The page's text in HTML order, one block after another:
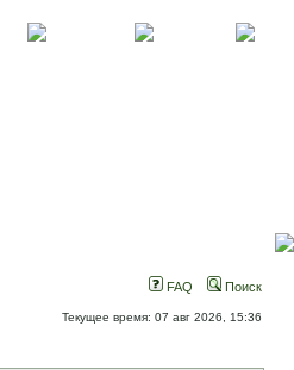
FAQ Поиск
Текущее время: 07 авг 2026, 15:36